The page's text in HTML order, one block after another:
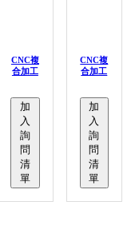
CNC複
合加工
加
入
詢
問
清
單
CNC複
合加工
加
入
詢
問
清
單